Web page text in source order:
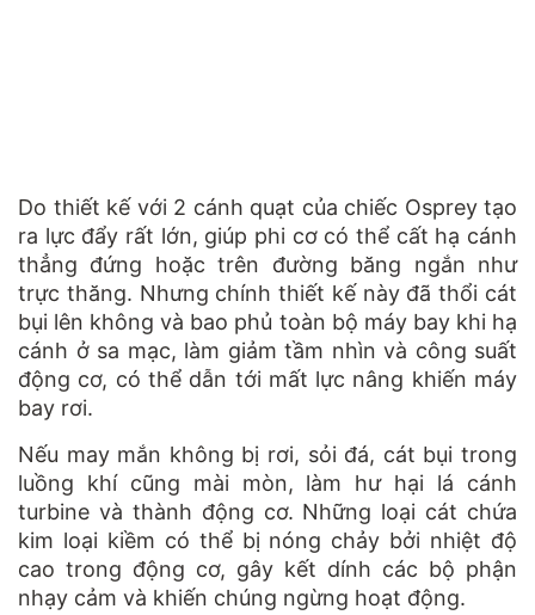
Do thiết kế với 2 cánh quạt của chiếc Osprey tạo
ra lực đẩy rất lớn, giúp phi cơ có thể cất hạ cánh
thẳng đứng hoặc trên đường băng ngắn như
trực thăng. Nhưng chính thiết kế này đã thổi cát
bụi lên không và bao phủ toàn bộ máy bay khi hạ
cánh ở sa mạc, làm giảm tầm nhìn và công suất
động cơ, có thể dẫn tới mất lực nâng khiến máy
bay rơi.
Nếu may mắn không bị rơi, sỏi đá, cát bụi trong
luồng khí cũng mài mòn, làm hư hại lá cánh
turbine và thành động cơ. Những loại cát chứa
kim loại kiềm có thể bị nóng chảy bởi nhiệt độ
cao trong động cơ, gây kết dính các bộ phận
nhạy cảm và khiến chúng ngừng hoạt động.